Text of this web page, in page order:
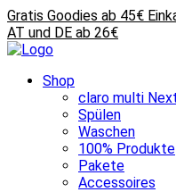
Gratis Goodies ab 45€
AT und DE ab 26€
Shop
claro multi
Spülen
Waschen
100% Produkte
Pakete
Accessoires